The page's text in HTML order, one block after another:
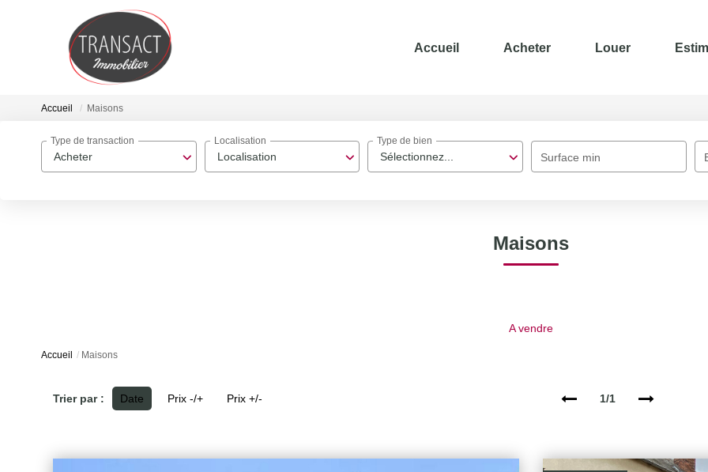
Accueil Acheter Louer
Accueil Maisons
Acheter
Type de transaction
Localisation
Localisation
Sélectionnez...
Type de bien
Surface min
Maisons
A vendre
Accueil Maisons
Trier par : Date Prix -/+ Prix +/- 1/1